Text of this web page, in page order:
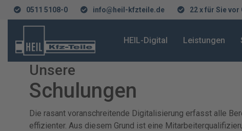
0511 5108-0 info@heil-kfzteile.de 22 x für Sie vor
HEIL-Digital Leistungen
Unsere
Schulungen
Die rasant voranschreitende Digitalisierung erfasst alle
effizienter. Aus diesem Grund ist eine